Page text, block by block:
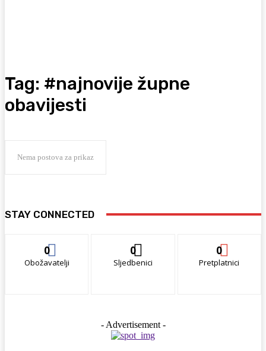
Tag: #najnovije župne
obavijesti
Nema postova za prikaz
STAY CONNECTED
0
Obožavatelji
0
Sljedbenici
0
Pretplatnici
- Advertisement -